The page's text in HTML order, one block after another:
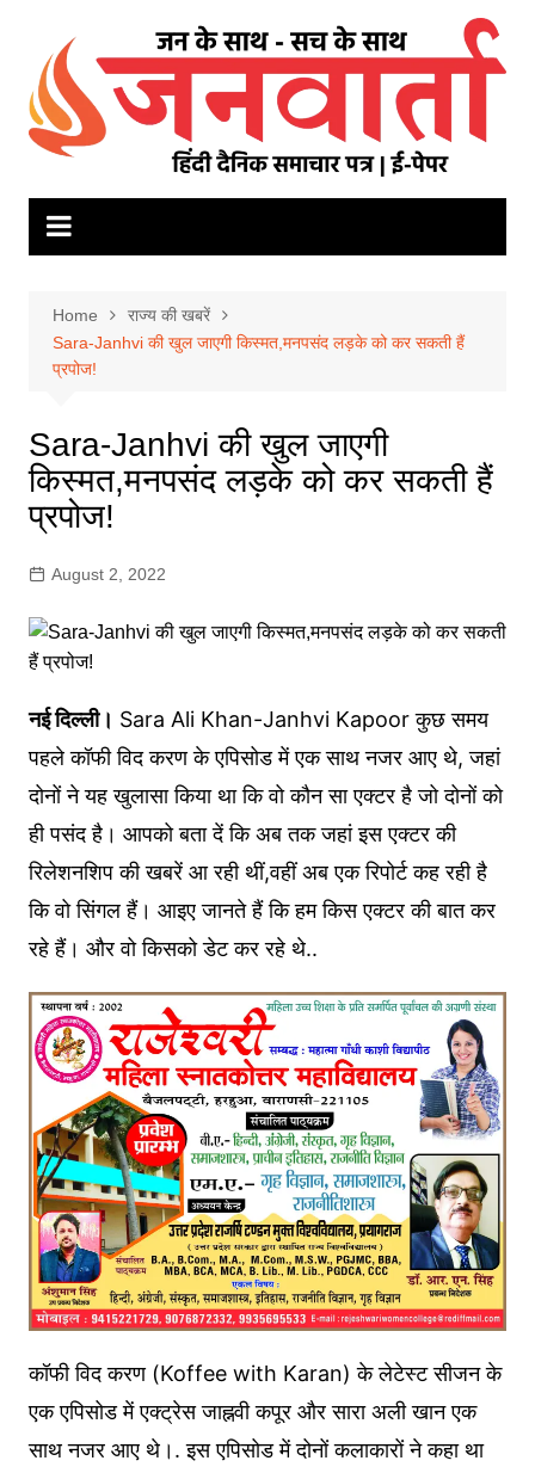
content
Home
राज्य की खबरें
Sara-Janhvi की खुल जाएगी किस्मत,मनपसंद लड़के को कर सकती हैं
प्रपोज!
Sara-Janhvi की खुल जाएगी
किस्मत,मनपसंद लड़के को कर सकती हैं
प्रपोज!
August 2, 2022
नई दिल्ली। Sara Ali Khan-Janhvi Kapoor कुछ समय
पहले कॉफी विद करण के एपिसोड में एक साथ नजर आए थे, जहां
दोनों ने यह खुलासा किया था कि वो कौन सा एक्टर है जो दोनों को
ही पसंद है। आपको बता दें कि अब तक जहां इस एक्टर की
रिलेशनशिप की खबरें आ रही थीं,वहीं अब एक रिपोर्ट कह रही है
कि वो सिंगल हैं। आइए जानते हैं कि हम किस एक्टर की बात कर
रहे हैं। और वो किसको डेट कर रहे थे..
कॉफी विद करण (Koffee with Karan) के लेटेस्ट सीजन के
एक एपिसोड में एक्ट्रेस जाह्नवी कपूर और सारा अली खान एक
साथ नजर आए थे।. इस एपिसोड में दोनों कलाकारों ने कहा था